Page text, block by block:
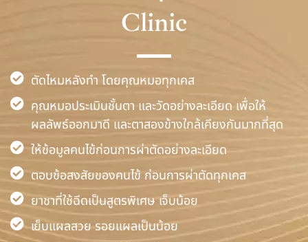
Clinic
ตัดไหมหลังทำ โดยคุณหมอทุกเคส
คุณหมอประเมินชั้นตา และวัดอย่างละเอียด เพื่อให้
ผลลัพธ์ออกมาดี และตาสองข้างใกล้เคียงกันมากที่สุด
ให้ข้อมูลคนไข้ก่อนการผ่าตัดอย่างละเอียด
ตอบข้อสงสัยของคนไข้ ก่อนการผ่าตัดทุกเคส
ยาชาที่ใช้ฉีดเป็นสูตรพิเศษ เจ็บน้อย
เย็บแผลสวย รอยแผลเป็นน้อย